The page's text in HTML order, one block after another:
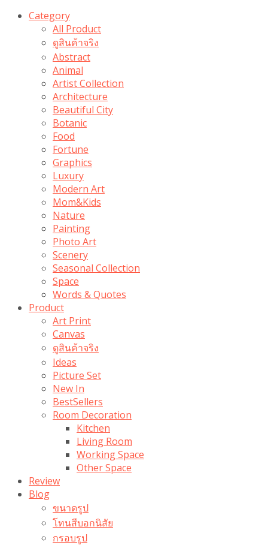
Category
All Product
ดูสินค้าจริง
Abstract
Animal
Artist Collection
Architecture
Beautiful City
Botanic
Food
Fortune
Graphics
Luxury
Modern Art
Mom&Kids
Nature
Painting
Photo Art
Scenery
Seasonal Collection
Space
Words & Quotes
Product
Art Print
Canvas
ดูสินค้าจริง
Ideas
Picture Set
New In
BestSellers
Room Decoration
Kitchen
Living Room
Working Space
Other Space
Review
Blog
ขนาดรูป
โทนสีบอกนิสัย
กรอบรูป